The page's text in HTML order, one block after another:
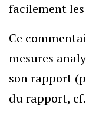
facilement
Ce
mesures
son rapport
du rapport,